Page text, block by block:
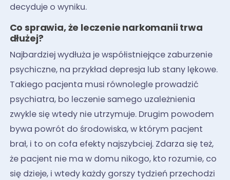
decyduje o wyniku.
Co sprawia, że leczenie narkomanii trwa
dłużej?
Najbardziej wydłuża je współistniejące zaburzenie
psychiczne, na przykład depresja lub stany lękowe.
Takiego pacjenta musi równolegle prowadzić
psychiatra, bo leczenie samego uzależnienia
zwykle się wtedy nie utrzymuje. Drugim powodem
bywa powrót do środowiska, w którym pacjent
brał, i to on cofa efekty najszybciej. Zdarza się też,
że pacjent nie ma w domu nikogo, kto rozumie, co
się dzieje, i wtedy każdy gorszy tydzień przechodzi